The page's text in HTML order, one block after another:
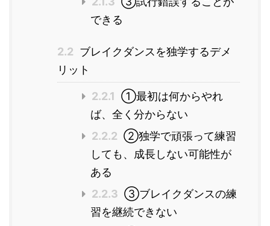
できる
2.2 ブレイクダンスを独学するデメ
リット
2.2.1 ①最初は何からやれ
ば、全く分からない
2.2.2 ②独学で頑張って練習
しても、成長しない可能性が
ある
2.2.3 ③ブレイクダンスの練
習を継続できない